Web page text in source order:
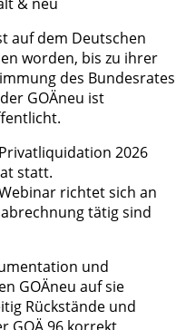
auf dem Deutschen
worden, bis zu ihrer
des Bundesrates
GOÄneu ist
2026
statt.
richtet sich an
tätig sind
und
GOÄneu auf sie
Rückstände und